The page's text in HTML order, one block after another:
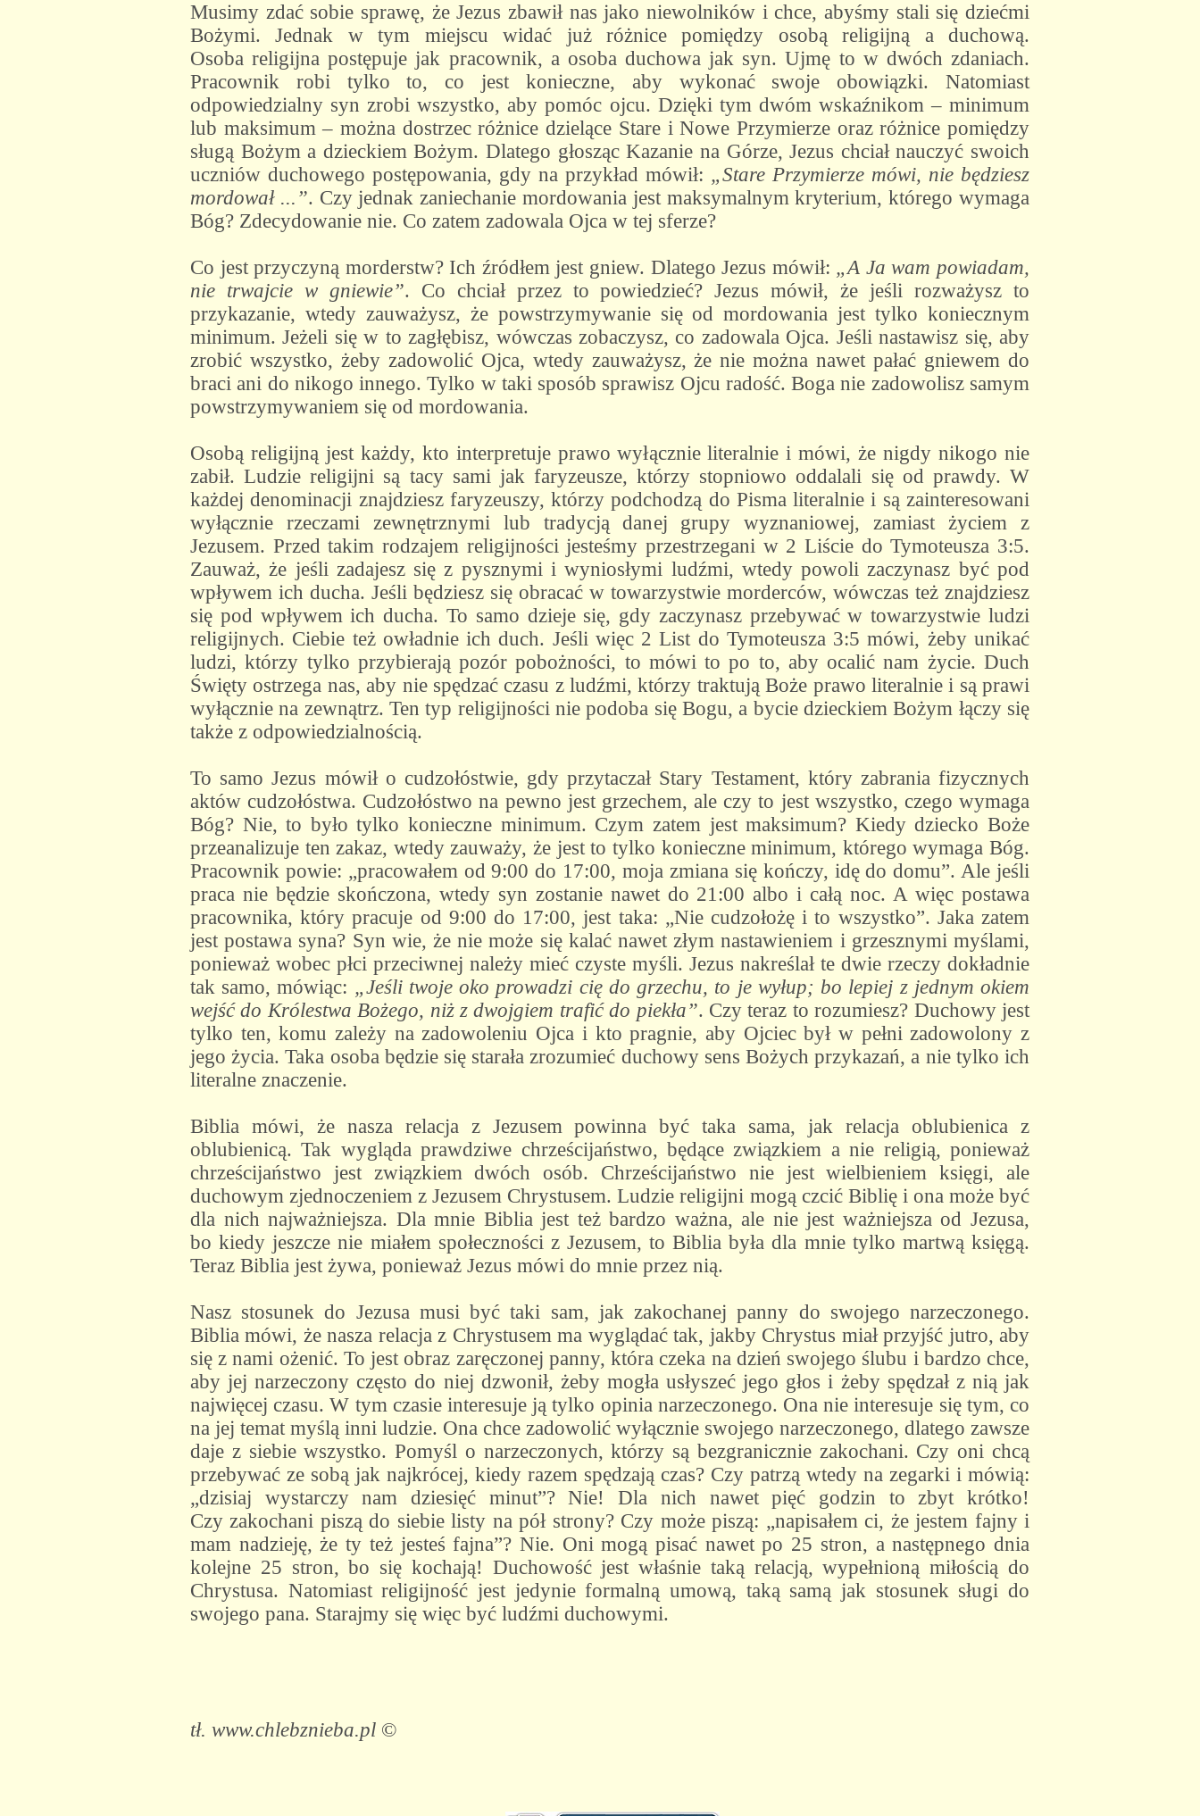
Musimy zdać sobie sprawę, że Jezus zbawił nas jako niewolników i chce, abyśmy stali się dziećmi
Bożymi. Jednak w tym miejscu widać już różnice pomiędzy osobą religijną a duchową.
Osoba religijna postępuje jak pracownik, a osoba duchowa jak syn. Ujmę to w dwóch zdaniach.
Pracownik robi tylko to, co jest konieczne, aby wykonać swoje obowiązki. Natomiast
odpowiedzialny syn zrobi wszystko, aby pomóc ojcu. Dzięki tym dwóm wskaźnikom – minimum
lub maksimum – można dostrzec różnice dzielące Stare i Nowe Przymierze oraz różnice pomiędzy
sługą Bożym a dzieckiem Bożym. Dlatego głosząc Kazanie na Górze, Jezus chciał nauczyć swoich
uczniów duchowego postępowania, gdy na przykład mówił: „Stare Przymierze mówi, nie będziesz
mordował ...”. Czy jednak zaniechanie mordowania jest maksymalnym kryterium, którego wymaga
Bóg? Zdecydowanie nie. Co zatem zadowala Ojca w tej sferze?
Co jest przyczyną morderstw? Ich źródłem jest gniew. Dlatego Jezus mówił: „A Ja wam powiadam,
nie trwajcie w gniewie”. Co chciał przez to powiedzieć? Jezus mówił, że jeśli rozważysz to
przykazanie, wtedy zauważysz, że powstrzymywanie się od mordowania jest tylko koniecznym
minimum. Jeżeli się w to zagłębisz, wówczas zobaczysz, co zadowala Ojca. Jeśli nastawisz się, aby
zrobić wszystko, żeby zadowolić Ojca, wtedy zauważysz, że nie można nawet pałać gniewem do
braci ani do nikogo innego. Tylko w taki sposób sprawisz Ojcu radość. Boga nie zadowolisz samym
powstrzymywaniem się od mordowania.
Osobą religijną jest każdy, kto interpretuje prawo wyłącznie literalnie i mówi, że nigdy nikogo nie
zabił. Ludzie religijni są tacy sami jak faryzeusze, którzy stopniowo oddalali się od prawdy. W
każdej denominacji znajdziesz faryzeuszy, którzy podchodzą do Pisma literalnie i są zainteresowani
wyłącznie rzeczami zewnętrznymi lub tradycją danej grupy wyznaniowej, zamiast życiem z
Jezusem. Przed takim rodzajem religijności jesteśmy przestrzegani w 2 Liście do Tymoteusza 3:5.
Zauważ, że jeśli zadajesz się z pysznymi i wyniosłymi ludźmi, wtedy powoli zaczynasz być pod
wpływem ich ducha. Jeśli będziesz się obracać w towarzystwie morderców, wówczas też znajdziesz
się pod wpływem ich ducha. To samo dzieje się, gdy zaczynasz przebywać w towarzystwie ludzi
religijnych. Ciebie też owładnie ich duch. Jeśli więc 2 List do Tymoteusza 3:5 mówi, żeby unikać
ludzi, którzy tylko przybierają pozór pobożności, to mówi to po to, aby ocalić nam życie. Duch
Święty ostrzega nas, aby nie spędzać czasu z ludźmi, którzy traktują Boże prawo literalnie i są prawi
wyłącznie na zewnątrz. Ten typ religijności nie podoba się Bogu, a bycie dzieckiem Bożym łączy się
także z odpowiedzialnością.
To samo Jezus mówił o cudzołóstwie, gdy przytaczał Stary Testament, który zabrania fizycznych
aktów cudzołóstwa. Cudzołóstwo na pewno jest grzechem, ale czy to jest wszystko, czego wymaga
Bóg? Nie, to było tylko konieczne minimum. Czym zatem jest maksimum? Kiedy dziecko Boże
przeanalizuje ten zakaz, wtedy zauważy, że jest to tylko konieczne minimum, którego wymaga Bóg.
Pracownik powie: „pracowałem od 9:00 do 17:00, moja zmiana się kończy, idę do domu”. Ale jeśli
praca nie będzie skończona, wtedy syn zostanie nawet do 21:00 albo i całą noc. A więc postawa
pracownika, który pracuje od 9:00 do 17:00, jest taka: „Nie cudzołożę i to wszystko”. Jaka zatem
jest postawa syna? Syn wie, że nie może się kalać nawet złym nastawieniem i grzesznymi myślami,
ponieważ wobec płci przeciwnej należy mieć czyste myśli. Jezus nakreślał te dwie rzeczy dokładnie
tak samo, mówiąc: „Jeśli twoje oko prowadzi cię do grzechu, to je wyłup; bo lepiej z jednym okiem
wejść do Królestwa Bożego, niż z dwojgiem trafić do piekła”. Czy teraz to rozumiesz? Duchowy jest
tylko ten, komu zależy na zadowoleniu Ojca i kto pragnie, aby Ojciec był w pełni zadowolony z
jego życia. Taka osoba będzie się starała zrozumieć duchowy sens Bożych przykazań, a nie tylko ich
literalne znaczenie.
Biblia mówi, że nasza relacja z Jezusem powinna być taka sama, jak relacja oblubienica z
oblubienicą. Tak wygląda prawdziwe chrześcijaństwo, będące związkiem a nie religią, ponieważ
chrześcijaństwo jest związkiem dwóch osób. Chrześcijaństwo nie jest wielbieniem księgi, ale
duchowym zjednoczeniem z Jezusem Chrystusem. Ludzie religijni mogą czcić Biblię i ona może być
dla nich najważniejsza. Dla mnie Biblia jest też bardzo ważna, ale nie jest ważniejsza od Jezusa,
bo kiedy jeszcze nie miałem społeczności z Jezusem, to Biblia była dla mnie tylko martwą księgą.
Teraz Biblia jest żywa, ponieważ Jezus mówi do mnie przez nią.
Nasz stosunek do Jezusa musi być taki sam, jak zakochanej panny do swojego narzeczonego.
Biblia mówi, że nasza relacja z Chrystusem ma wyglądać tak, jakby Chrystus miał przyjść jutro, aby
się z nami ożenić. To jest obraz zaręczonej panny, która czeka na dzień swojego ślubu i bardzo chce,
aby jej narzeczony często do niej dzwonił, żeby mogła usłyszeć jego głos i żeby spędzał z nią jak
najwięcej czasu. W tym czasie interesuje ją tylko opinia narzeczonego. Ona nie interesuje się tym, co
na jej temat myślą inni ludzie. Ona chce zadowolić wyłącznie swojego narzeczonego, dlatego zawsze
daje z siebie wszystko. Pomyśl o narzeczonych, którzy są bezgranicznie zakochani. Czy oni chcą
przebywać ze sobą jak najkrócej, kiedy razem spędzają czas? Czy patrzą wtedy na zegarki i mówią:
„dzisiaj wystarczy nam dziesięć minut”? Nie! Dla nich nawet pięć godzin to zbyt krótko!
Czy zakochani piszą do siebie listy na pół strony? Czy może piszą: „napisałem ci, że jestem fajny i
mam nadzieję, że ty też jesteś fajna”? Nie. Oni mogą pisać nawet po 25 stron, a następnego dnia
kolejne 25 stron, bo się kochają! Duchowość jest właśnie taką relacją, wypełnioną miłością do
Chrystusa. Natomiast religijność jest jedynie formalną umową, taką samą jak stosunek sługi do
swojego pana. Starajmy się więc być ludźmi duchowymi.
tł. www.chlebznieba.pl ©